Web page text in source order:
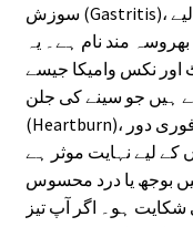
سوزش (Gastritis)، بدہضمی اور السر کے خاتمے کے لیے
مند نام ہے۔ یہ
اور نکس وامیکا جیسے
ہیں جو سینے کی جلن
(Heartburn)، کھٹی ڈکاروں، اور پیٹ کے اپھارے کو فوری دور
لیے نہایت موثر ہے
بوجھ یا درد محسوس
ہو۔ اگر آپ تیز